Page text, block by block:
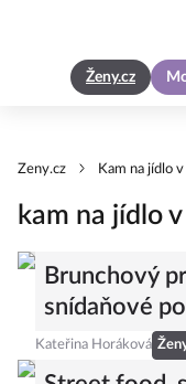
Ženy.cz
Zeny.cz Kam na jídlo
kam na jídlo
Brunchový
snídaňové
Kateřina Horáková